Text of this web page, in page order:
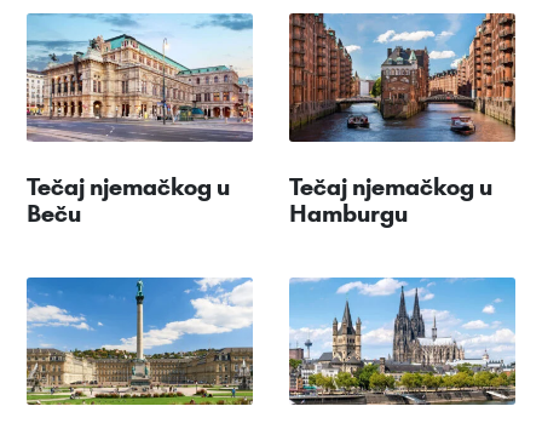
Tečaj njemačkog u
Beču
Tečaj njemačkog u
Hamburgu